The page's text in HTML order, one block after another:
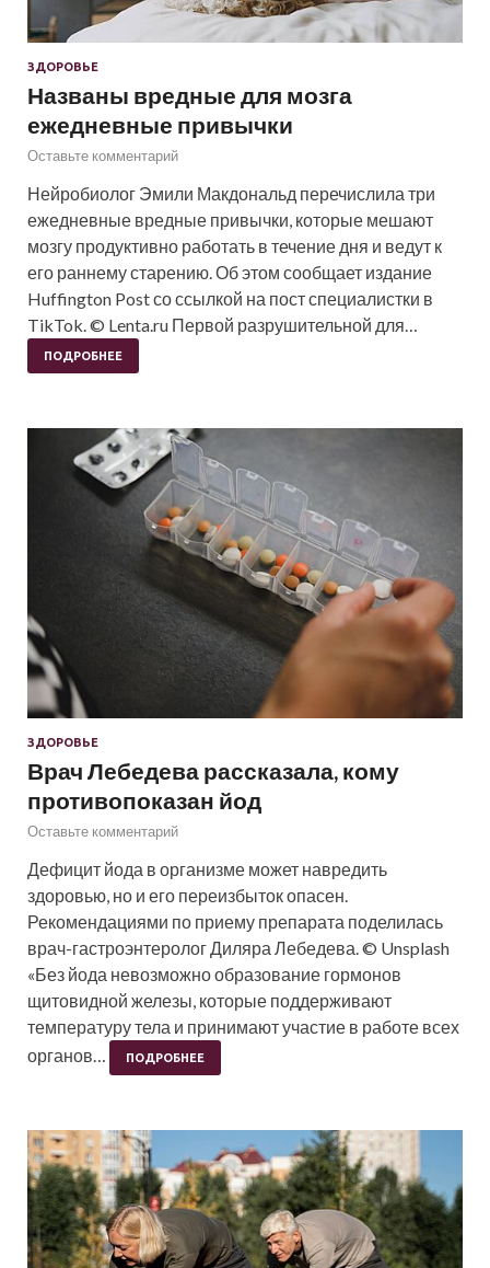
ЗДОРОВЬЕ
Названы вредные для мозга
ежедневные привычки
Оставьте комментарий
Нейробиолог Эмили Макдональд перечислила три
ежедневные вредные привычки, которые мешают
мозгу продуктивно работать в течение дня и ведут к
его раннему старению. Об этом сообщает издание
Huffington Post со ссылкой на пост специалистки в
TikTok. © Lenta.ru Первой разрушительной для…
ПОДРОБНЕЕ
ЗДОРОВЬЕ
Врач Лебедева рассказала, кому
противопоказан йод
Оставьте комментарий
Дефицит йода в организме может навредить
здоровью, но и его переизбыток опасен.
Рекомендациями по приему препарата поделилась
врач-гастроэнтеролог Диляра Лебедева. © Unsplash
«Без йода невозможно образование гормонов
щитовидной железы, которые поддерживают
температуру тела и принимают участие в работе всех
органов…
ПОДРОБНЕЕ